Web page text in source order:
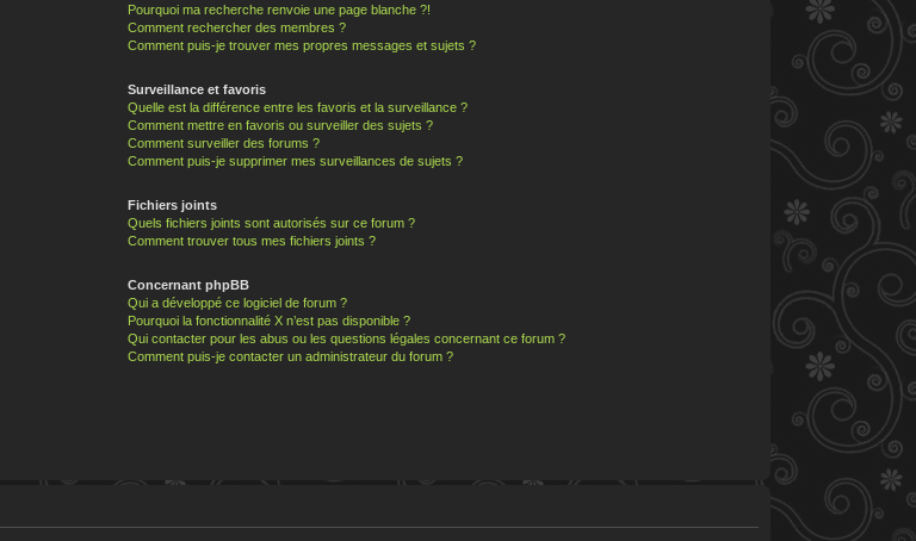
Pourquoi ma recherche renvoie une page blanche ?!
Comment rechercher des membres ?
Comment puis-je trouver mes propres messages et sujets ?
Surveillance et favoris
Quelle est la différence entre les favoris et la surveillance ?
Comment mettre en favoris ou surveiller des sujets ?
Comment surveiller des forums ?
Comment puis-je supprimer mes surveillances de sujets ?
Fichiers joints
Quels fichiers joints sont autorisés sur ce forum ?
Comment trouver tous mes fichiers joints ?
Concernant phpBB
Qui a développé ce logiciel de forum ?
Pourquoi la fonctionnalité X n’est pas disponible ?
Qui contacter pour les abus ou les questions légales concernant ce forum ?
Comment puis-je contacter un administrateur du forum ?